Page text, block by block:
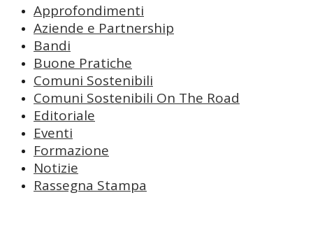
Approfondimenti
Aziende e Partnership
Bandi
Buone Pratiche
Comuni Sostenibili
Comuni Sostenibili On The Road
Editoriale
Eventi
Formazione
Notizie
Rassegna Stampa